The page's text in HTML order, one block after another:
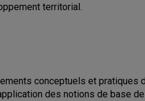
territorial.
conceptuels et pratiques
des notions de base